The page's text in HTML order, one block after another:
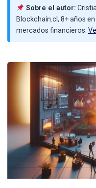
Sobre el autor:
Blockchain.cl, 8+ años
mercados financieros.